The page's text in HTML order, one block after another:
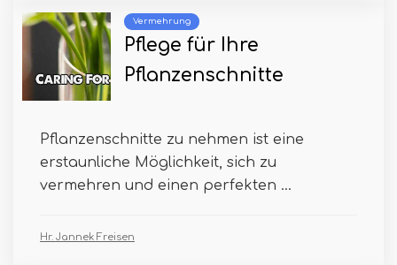
Vermehrung
Pflege für Ihre
Pflanzenschnitte
Pflanzenschnitte zu nehmen ist eine
erstaunliche Möglichkeit, sich zu
vermehren und einen perfekten ...
Hr. Jannek Freisen